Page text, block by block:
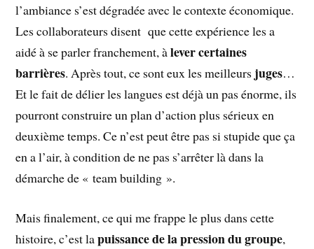
l’ambiance s’est dégradée avec le contexte économique.
Les collaborateurs disent que cette expérience les a
aidé à se parler franchement, àlever certaines
barrières. Après tout, ce sont eux les meilleurs juges…
Et le fait de délier les langues est déjà un pas énorme, ils
pourront construire un plan d’action plus sérieux en
deuxième temps. Ce n’est peut être pas si stupide que ça
en a l’air, à condition de ne pas s’arrêter là dans la
démarche de « team building ».
Mais finalement, ce qui me frappe le plus dans cette
histoire, c’est lapuissance de la pression du groupe,